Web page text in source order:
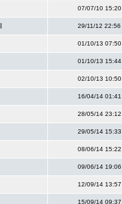
07/07/10 15:20
29/11/12 22:56
01/10/13 07:50
01/10/13 15:44
02/10/13 10:50
16/04/14 01:41
28/05/14 23:12
29/05/14 15:33
08/06/14 15:22
09/06/14 19:06
12/09/14 13:57
15/09/14 09:37